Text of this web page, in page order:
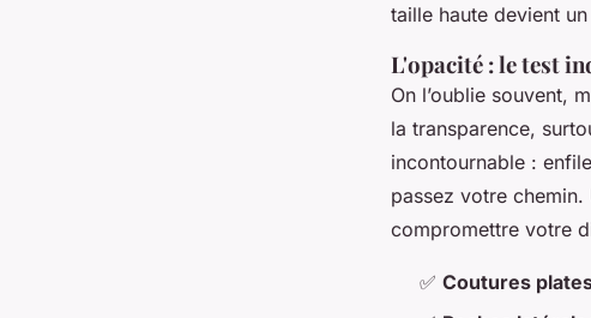
taille haute devient
L'opacité : le test
On l’oublie souvent,
la transparence,
incontournable :
passez votre
compromettre votre
✅ Coutures